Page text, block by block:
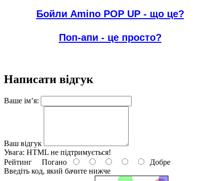
Бойли Amino POP UP - що це?
Поп-апи - це просто?
Написати відгук
Ваше ім’я:
Ваш відгук
Увага: HTML не підтримується!
Рейтинг Погано
Добре
Введіть код, який бачите нижче